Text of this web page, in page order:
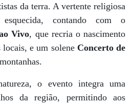
da terra. A vertente religiosa
contando com o
Vivo, que recria o nascimento
locais, e um solene Concerto de
o evento integra uma
da região, permitindo aos